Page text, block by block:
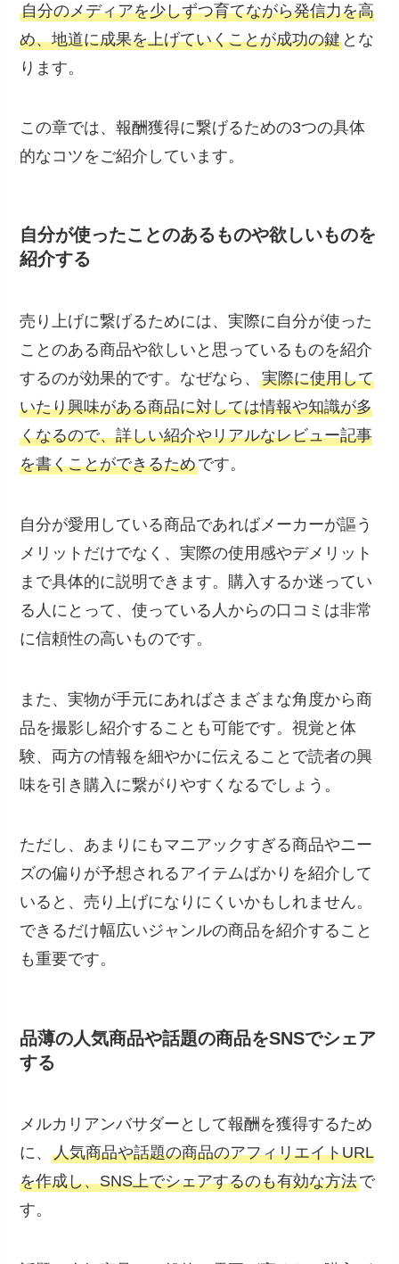
自分のメディアを少しずつ育てながら発信力を高
め、地道に成果を上げていくことが成功の鍵 とな
ります。
この章では、報酬獲得に繋げるための3つの具体
的なコツをご紹介しています。
自分が使ったことのあるものや欲しいものを
紹介する
売り上げに繋げるためには、実際に自分が使った
ことのある商品や欲しいと思っているものを紹介
するのが効果的です。なぜなら、実際に使用して
いたり興味がある商品に対しては情報や知識が多
くなるので、詳しい紹介やリアルなレビュー記事
を書くことができるためです。
自分が愛用している商品であればメーカーが謳う
メリットだけでなく、実際の使用感やデメリット
まで具体的に説明できます。購入するか迷ってい
る人にとって、使っている人からの口コミは非常
に信頼性の高いものです。
また、実物が手元にあればさまざまな角度から商
品を撮影し紹介することも可能です。視覚と体
験、両方の情報を細やかに伝えることで読者の興
味を引き購入に繋がりやすくなるでしょう。
ただし、あまりにもマニアックすぎる商品やニー
ズの偏りが予想されるアイテムばかりを紹介して
いると、売り上げになりにくいかもしれません。
できるだけ幅広いジャンルの商品を紹介すること
も重要です。
品薄の人気商品や話題の商品をSNSでシェア
する
メルカリアンバサダーとして報酬を獲得するため
に、人気商品や話題の商品のアフィリエイトURL
を作成し、SNS上でシェアするのも有効な方法で
す。